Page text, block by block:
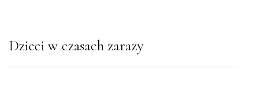
Dzieci w czasach zarazy